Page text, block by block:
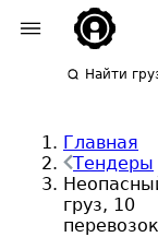
Найти
Главная
Тендеры
груз, 10
перевозок